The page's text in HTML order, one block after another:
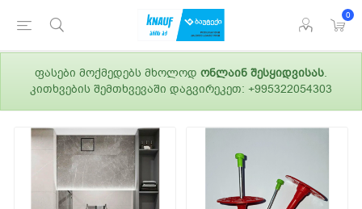
0
ფასები მოქმედებს მხოლოდ ონლაინ შესყიდვისას.
კითხვების შემთხვევაში დაგვირეკეთ: +995322054303